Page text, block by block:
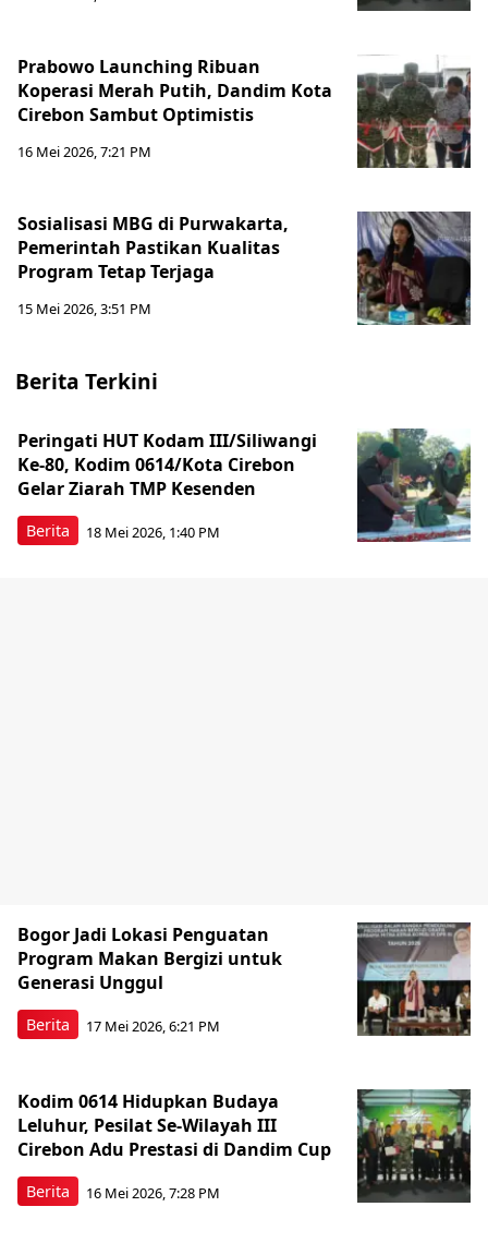
Prabowo Launching Ribuan
Koperasi Merah Putih, Dandim Kota
Cirebon Sambut Optimistis
16 Mei 2026, 7:21 PM
Sosialisasi MBG di Purwakarta,
Pemerintah Pastikan Kualitas
Program Tetap Terjaga
15 Mei 2026, 3:51 PM
Berita Terkini
Berita
Peringati HUT Kodam III/Siliwangi
Ke-80, Kodim 0614/Kota Cirebon
Gelar Ziarah TMP Kesenden
18 Mei 2026, 1:40 PM
Berita
Bogor Jadi Lokasi Penguatan
Program Makan Bergizi untuk
Generasi Unggul
17 Mei 2026, 6:21 PM
Berita
Kodim 0614 Hidupkan Budaya
Leluhur, Pesilat Se-Wilayah III
Cirebon Adu Prestasi di Dandim Cup
16 Mei 2026, 7:28 PM